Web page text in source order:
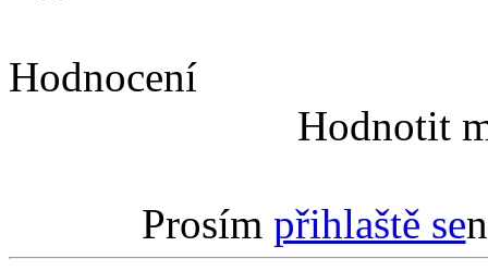
Hodnocení
Hodnotit
Prosím přihlaště se